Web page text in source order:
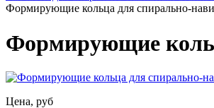
Формирующие кольца для спирально-
Формирующие
Цена, руб